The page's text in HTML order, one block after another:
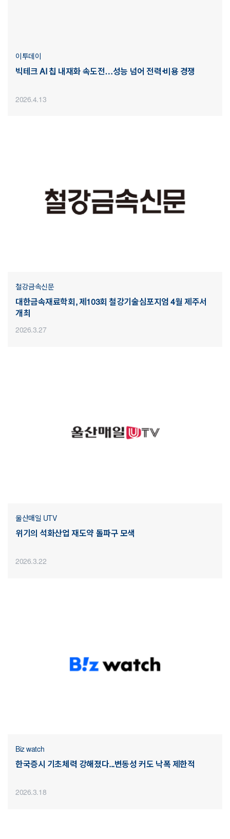
이투데이
빅테크 AI 칩 내재화 속도전…성능 넘어 전력·비용 경쟁
2026.4.13
철강금속신문
대한금속재료학회, 제103회 철강기술심포지엄 4월 제주서
개최
2026.3.27
울산매일 UTV
위기의 석화산업 재도약 돌파구 모색
2026.3.22
Biz watch
한국증시 기초체력 강해졌다...변동성 커도 낙폭 제한적
2026.3.18